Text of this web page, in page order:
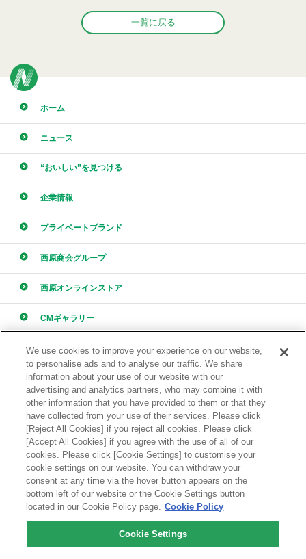
一覧に戻る
ホーム
ニュース
“おいしい”を見つける
企業情報
プライベートブランド
西原商会グループ
西原オンラインストア
CMギャラリー
採用情報
ONLINE STORE
西原オンラインストア
We use cookies to improve your experience on our website,
to personalise ads and to analyse our traffic. We share
information about your use of our website with our
advertising and analytics partners, who may combine it with
other information that you have provided to them or that they
have collected from your use of their services. Please click
[Reject All Cookies] if you reject all cookies. Please click
[Accept All Cookies] if you agree with the use of all of our
cookies. Please click [Cookie Settings] to customise your
cookie settings on our website. You can withdraw your
consent at any time via the hover button appears on the
bottom left of our website or the Cookie Settings button
located in our Cookie Policy page. Cookie Policy
Cookie Settings